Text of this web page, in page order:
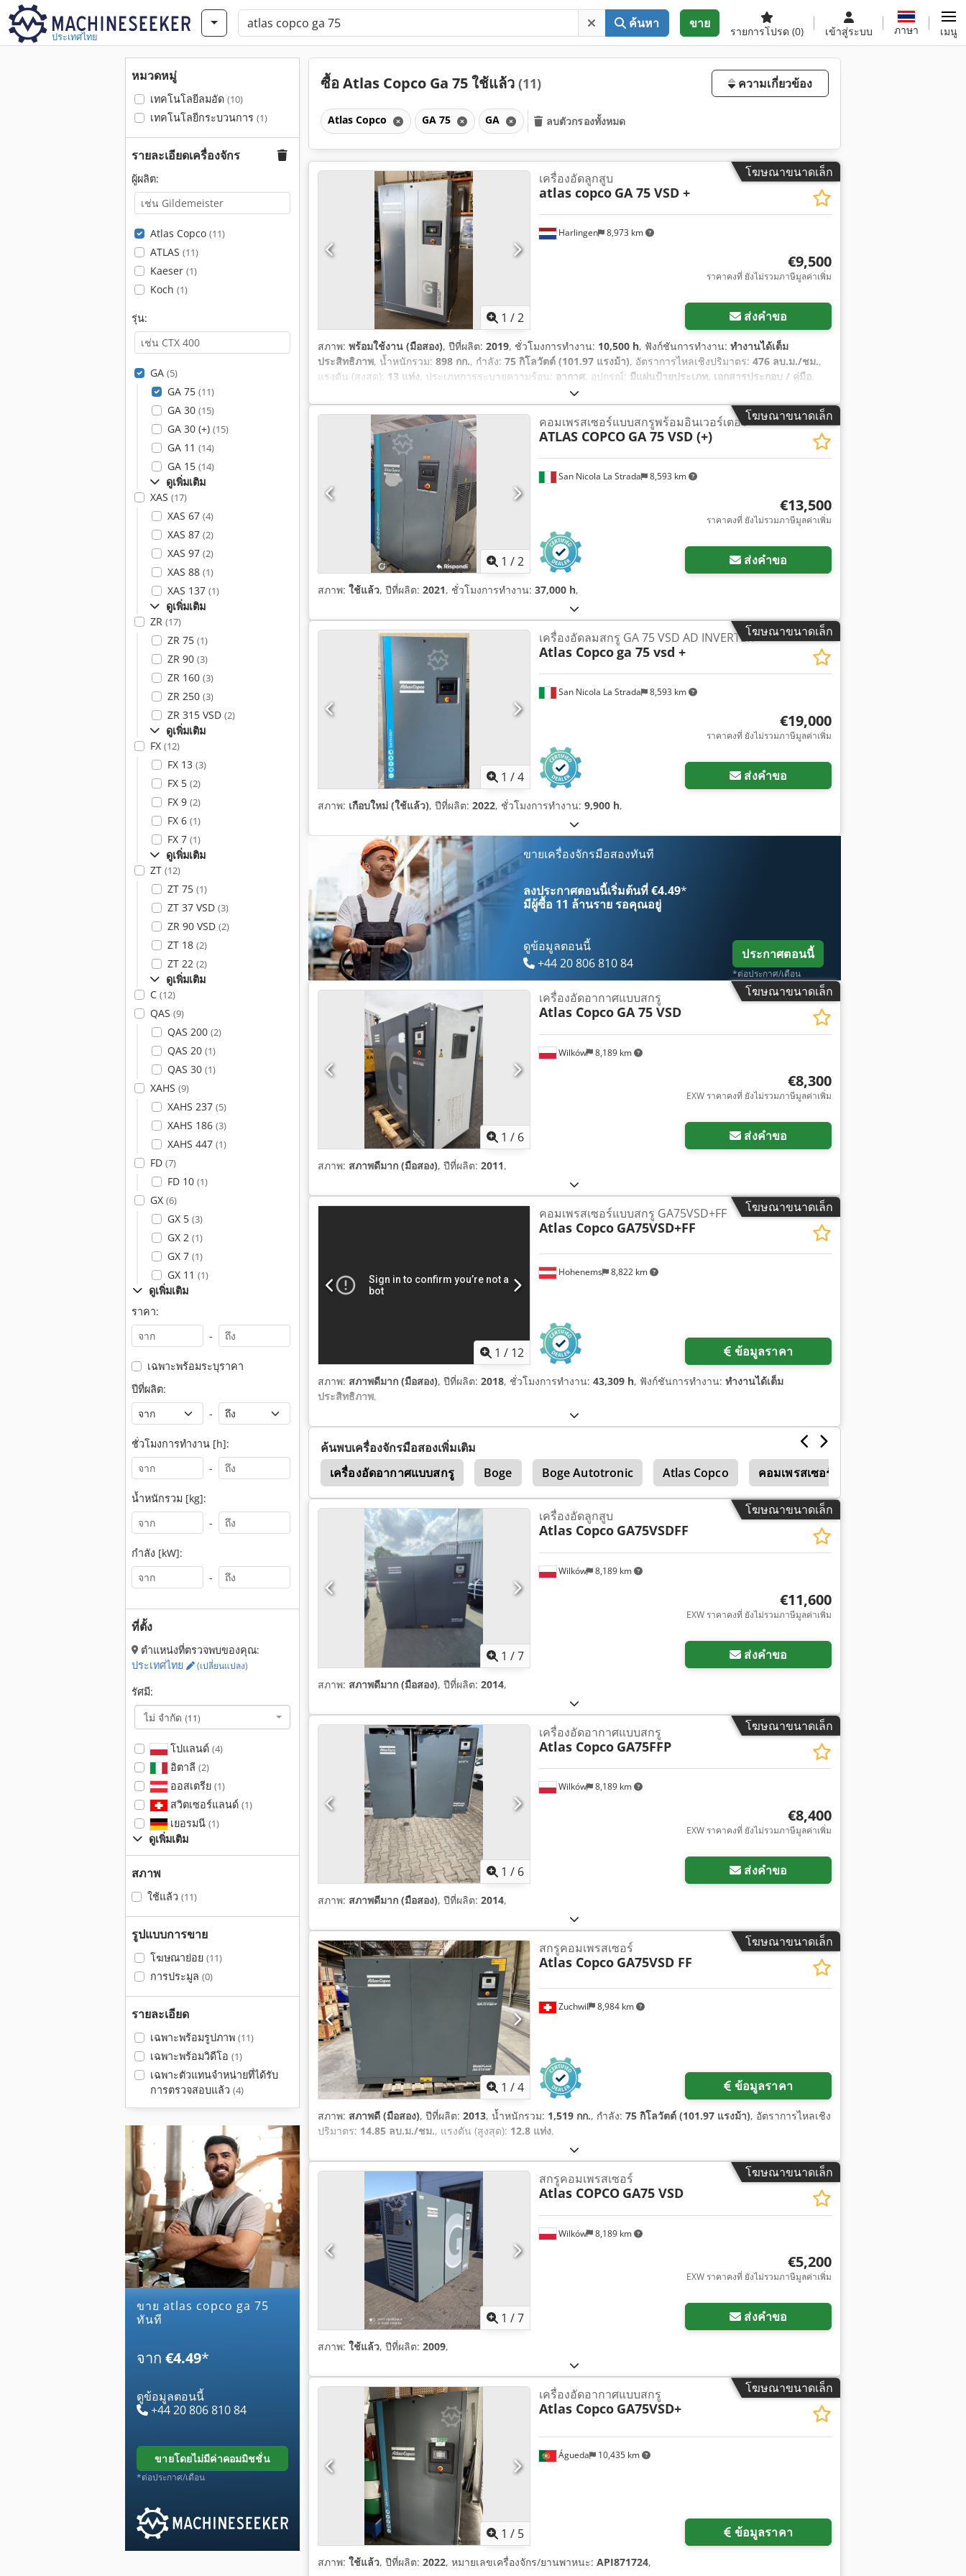
ประเทศไทย
ค้นหา ขาย
รายการโปรด (0) เข้าสู่ระบบ ภาษา เมนู
หมวดหมู่
เทคโนโลยีลมอัด (10)
เทคโนโลยีกระบวนการ (1)
รายละเอียดเครื่องจักร
ผู้ผลิต:
Atlas Copco (11)
ATLAS (11)
Kaeser (1)
Koch (1)
รุ่น:
GA (5)
GA 75 (11)
GA 30 (15)
GA 30 (+) (15)
GA 11 (14)
GA 15 (14)
ดูเพิ่มเติม
XAS (17)
XAS 67 (4)
XAS 87 (2)
XAS 97 (2)
XAS 88 (1)
XAS 137 (1)
ดูเพิ่มเติม
ZR (17)
ZR 75 (1)
ZR 90 (3)
ZR 160 (3)
ZR 250 (3)
ZR 315 VSD (2)
ดูเพิ่มเติม
FX (12)
FX 13 (3)
FX 5 (2)
FX 9 (2)
FX 6 (1)
FX 7 (1)
ดูเพิ่มเติม
ZT (12)
ZT 75 (1)
ZT 37 VSD (3)
ZR 90 VSD (2)
ZT 18 (2)
ZT 22 (2)
ดูเพิ่มเติม
C (12)
QAS (9)
QAS 200 (2)
QAS 20 (1)
QAS 30 (1)
XAHS (9)
XAHS 237 (5)
XAHS 186 (3)
XAHS 447 (1)
FD (7)
FD 10 (1)
GX (6)
GX 5 (3)
GX 2 (1)
GX 7 (1)
GX 11 (1)
ดูเพิ่มเติม
ราคา:
-
เฉพาะพร้อมระบุราคา
ปีที่ผลิต:
-
ชั่วโมงการทำงาน [h]:
-
น้ำหนักรวม [kg]:
-
กำลัง [kW]:
-
ที่ตั้ง
ตำแหน่งที่ตรวจพบของคุณ:
ประเทศไทย
(เปลี่ยนแปลง)
รัศมี:
ไม่ จำกัด (11)
โปแลนด์ (4)
อิตาลี (2)
ออสเตรีย (1)
สวิตเซอร์แลนด์ (1)
เยอรมนี (1)
ดูเพิ่มเติม
สภาพ
ใช้แล้ว (11)
รูปแบบการขาย
โฆษณาย่อย (11)
การประมูล (0)
รายละเอียด
เฉพาะพร้อมรูปภาพ (11)
เฉพาะพร้อมวิดีโอ (1)
เฉพาะตัวแทนจำหน่ายที่ได้รับ
การตรวจสอบแล้ว (4)
ขาย atlas copco ga 75
ทันที
จาก €4.49*
ดูข้อมูลตอนนี้
+44 20 806 810 84
ขายโดยไม่มีค่าคอมมิชชั่น
*ต่อประกาศ/เดือน
ซื้อ Atlas Copco Ga 75 ใช้แล้ว (11) ความเกี่ยวข้อง
Atlas Copco GA 75 GA ลบตัวกรองทั้งหมด
โฆษณาขนาดเล็ก
ขอรูปภาพเพิ่มเติม
1 /2
Harlingen 8,973 km
เครื่องอัดลูกสูบ
atlas copco GA 75 VSD +
€9,500
ราคาคงที่ ยังไม่รวมภาษีมูลค่าเพิ่ม
ส่งคำขอ
สภาพ: พร้อมใช้งาน (มือสอง), ปีที่ผลิต: 2019, ชั่วโมงการทำงาน: 10,500 h, ฟังก์ชันการทำงาน: ทำงานได้เต็ม
ประสิทธิภาพ, น้ำหนักรวม: 898 กก., กำลัง: 75 กิโลวัตต์ (101.97 แรงม้า), อัตราการไหลเชิงปริมาตร: 476 ลบ.ม./ชม.,
แรงดัน (สูงสุด): 13 แท่ง, ประเภทการระบายความร้อน: อากาศ, อุปกรณ์: มีแผ่นป้ายประเภท, เอกสารประกอบ / คู่มือ,
โฆษณาขนาดเล็ก
ขอรูปภาพเพิ่มเติม
1 /2
San Nicola La Strada 8,593 km
คอมเพรสเซอร์แบบสกรูพร้อมอินเวอร์เตอร์
ATLAS COPCO GA 75 VSD (+)
€13,500
ราคาคงที่ ยังไม่รวมภาษีมูลค่าเพิ่ม
ส่งคำขอ
สภาพ: ใช้แล้ว, ปีที่ผลิต: 2021, ชั่วโมงการทำงาน: 37,000 h,
โฆษณาขนาดเล็ก
1 /4
San Nicola La Strada 8,593 km
เครื่องอัดลมสกรู GA 75 VSD AD INVERTER
Atlas Copcoga 75 vsd +
€19,000
ราคาคงที่ ยังไม่รวมภาษีมูลค่าเพิ่ม
ส่งคำขอ
สภาพ: เกือบใหม่ (ใช้แล้ว), ปีที่ผลิต: 2022, ชั่วโมงการทำงาน: 9,900 h,
ขายเครื่องจักรมือสองทันที
ลงประกาศตอนนี้เริ่มต้นที่ €4.49*
มีผู้ซื้อ 11 ล้านราย รอคุณอยู่
ดูข้อมูลตอนนี้
+44 20 806 810 84
ประกาศตอนนี้
*ต่อประกาศ/เดือน
โฆษณาขนาดเล็ก
1 / 6
Wilków 8,189 km
เครื่องอัดอากาศแบบสกรู
Atlas Copco GA 75 VSD
€8,300
EXW ราคาคงที่ ยังไม่รวมภาษีมูลค่าเพิ่ม
ส่งคำขอ
สภาพ: สภาพดีมาก (มือสอง), ปีที่ผลิต: 2011,
โฆษณาขนาดเล็ก
1 / 12
Hohenems 8,822 km
คอมเพรสเซอร์แบบสกรู GA75VSD+FF
Atlas Copco GA75VSD+FF
ข้อมูลราคา
สภาพ: สภาพดีมาก (มือสอง), ปีที่ผลิต: 2018, ชั่วโมงการทำงาน: 43,309 h, ฟังก์ชันการทำงาน: ทำงานได้เต็ม
ประสิทธิภาพ,
ค้นพบเครื่องจักรมือสองเพิ่มเติม
เครื่องอัดอากาศแบบสกรู
Boge Boge Autotronic Atlas Copco คอมเพรสเซอร์ Mycom
Atlas Copco Alup
โฆษณาขนาดเล็ก
1 /7
Wilków 8,189 km
เครื่องอัดลูกสูบ
Atlas Copco GA75VSDFF
€11,600
EXW ราคาคงที่ ยังไม่รวมภาษีมูลค่าเพิ่ม
ส่งคำขอ
สภาพ: สภาพดีมาก (มือสอง), ปีที่ผลิต: 2014,
โฆษณาขนาดเล็ก
1 / 6
Wilków 8,189 km
เครื่องอัดอากาศแบบสกรู
Atlas Copco GA75FFP
€8,400
EXW ราคาคงที่ ยังไม่รวมภาษีมูลค่าเพิ่ม
ส่งคำขอ
สภาพ: สภาพดีมาก (มือสอง), ปีที่ผลิต: 2014,
โฆษณาขนาดเล็ก
1 /4
Zuchwil 8,984 km
สกรูคอมเพรสเซอร์
Atlas Copco GA75VSD FF
ข้อมูลราคา
สภาพ: สภาพดี (มือสอง), ปีที่ผลิต: 2013, น้ำหนักรวม: 1,519 กก., กำลัง: 75 กิโลวัตต์ (101.97 แรงม้า), อัตราการไหลเชิง
ปริมาตร: 14.85 ลบ.ม./ชม., แรงดัน (สูงสุด): 12.8 แท่ง,
โฆษณาขนาดเล็ก
1 /7
Wilków 8,189 km
สกรูคอมเพรสเซอร์
Atlas COPCO GA75 VSD
€5,200
EXW ราคาคงที่ ยังไม่รวมภาษีมูลค่าเพิ่ม
ส่งคำขอ
สภาพ: ใช้แล้ว, ปีที่ผลิต: 2009,
โฆษณาขนาดเล็ก
1 / 5
Águeda 10,435 km
เครื่องอัดอากาศแบบสกรู
Atlas Copco GA75VSD+
ข้อมูลราคา
สภาพ: ใช้แล้ว, ปีที่ผลิต: 2022, หมายเลขเครื่องจักร/ยานพาหนะ: API871724,